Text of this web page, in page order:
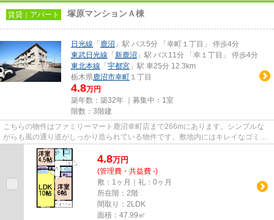
賃貸｜アパート 塚原マンションＡ棟
日光線 「 鹿沼 」駅 バス5分 「幸町１丁目」 停歩4分
東武日光線 「 新鹿沼 」駅 バス11分 「幸１丁目」 停歩4分
東北本線 「 宇都宮 」駅 車25分 12.3km
栃木県鹿沼市幸町 １丁目
4.8万円
築年数：築32年 ｜募集中： 1室
階数：3階建
こちらの物件はファミリーマート鹿沼幸町店まで266mにあります。シンプルな
がらも風の通り道がしっかり造られている物件です。敷地内にはキレイなゴミ捨
て場も設けられています。使い...
4.8万円
(管理費・共益費 -)
敷：1ヶ月｜礼：0ヶ月
所在階：2階
間取り：2LDK
面積：47.99㎡